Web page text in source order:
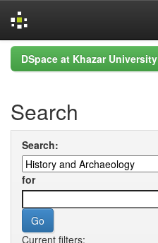
Skip
navigation
DSpace at Khazar University
Search
Search:
for
Current filters: